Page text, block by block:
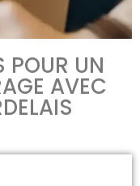
POUR UN
AVEC